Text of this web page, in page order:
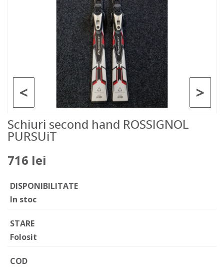
>
<
Schiuri second hand ROSSIGNOL
PURSUiT
716 lei
DISPONIBILITATE
In stoc
STARE
Folosit
COD